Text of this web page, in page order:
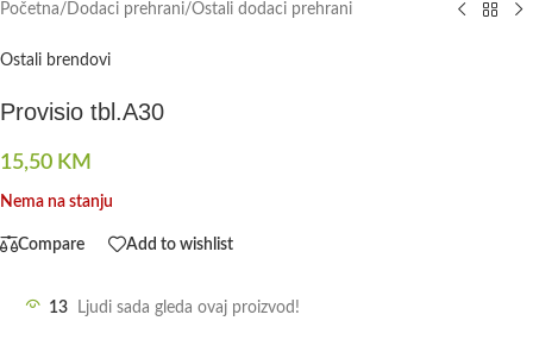
Početna/ Dodaci prehrani/Ostali dodaci prehrani
Ostali brendovi
Provisio tbl.A30
15,50 KM
Nema na stanju
Compare Add to wishlist
13 Ljudi sada gleda ovaj proizvod!